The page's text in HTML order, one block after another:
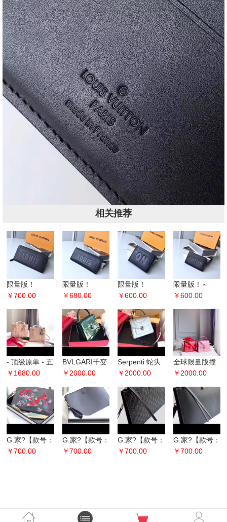
相关推荐
限量版！
~M60017 压大
2018-19秋冬
时
￥700.00
限量版！
~M66540 压大
2018-19秋冬
时
￥680.00
限量版！
~M63235 压大
MULTIPLE 钱
夹 由D
￥600.00
限量版！～
M63251 压大
夹！由路易威
￥600.00
- 顶级原单 - 五
格羊皮系列
款
￥1680.00
BVLGARI千变
万化，都是
是你 经典系列
永恒
￥2000.00
Serpenti 蛇头
在早年昙花一
包持久力却是
直
￥2000.00
全球限量版撞
色系列最新款
洋气，Twally
的
￥2000.00
G.家?【款号：
473934】最新
￥700.00
G.家?【款号：
428758】男士
￥700.00
G.家?【款号：
433665】男士
￥700.00
G.家?【款号：
433665】男士
￥700.00